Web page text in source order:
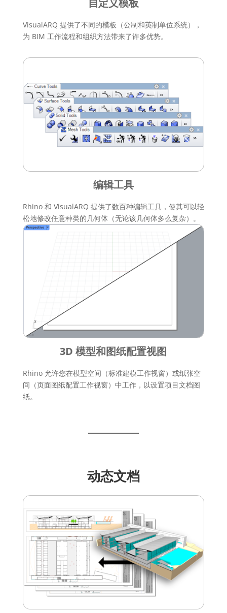
自定义模板
VisualARQ 提供了不同的模板（公制和英制单位系统），
为 BIM 工作流程和组织方法带来了许多优势。
编辑工具
Rhino 和 VisualARQ 提供了数百种编辑工具，使其可以轻
松地修改任意种类的几何体（无论该几何体多么复杂）。
3D 模型和图纸配置视图
Rhino 允许您在模型空间（标准建模工作视窗）或纸张空
间（页面图纸配置工作视窗）中工作，以设置项目文档图
纸。
动态文档